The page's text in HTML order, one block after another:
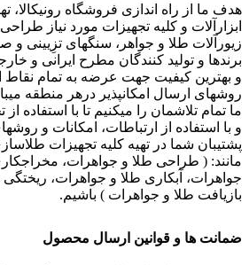
هدف ما از راه اندازی فروشگاه رونیکالا،
ابزارآلات و کلیه تجهیزات مورد نیاز
زیورآلات طلا و جواهر، سنگهای تزِیینی و
برندها و تولید کنندگان مطرح ایرانی و
و بهترین کیفیت جهت عرضه به تمام نقاط
روشهای ارسال امکانپذیر درهر منطقه
ما تمام تلاشمان را میکنیم تا با استفاده
و با استفاده از ارتباطات، امکانات و
پشتیبان شما در تهیه کلیه تجهیزات
مانند: ( طراحی طلا و جواهرات،
جواهرات، آبکاری طلا و جواهرات،
بازیافت طلا و جواهرات ) باشیم.
ضمانت ها و قوانین ارسال محصول